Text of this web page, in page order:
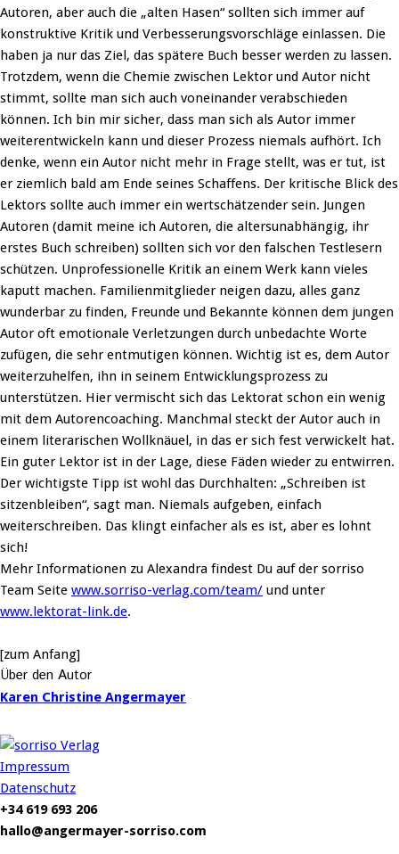
Autoren, aber auch die „alten Hasen“ sollten sich immer auf
konstruktive Kritik und Verbesserungsvorschläge einlassen. Die
haben ja nur das Ziel, das spätere Buch besser werden zu lassen.
Trotzdem, wenn die Chemie zwischen Lektor und Autor nicht
stimmt, sollte man sich auch voneinander verabschieden
können. Ich bin mir sicher, dass man sich als Autor immer
weiterentwickeln kann und dieser Prozess niemals aufhört. Ich
denke, wenn ein Autor nicht mehr in Frage stellt, was er tut, ist
er ziemlich bald am Ende seines Schaffens. Der kritische Blick des
Lektors sollte auch immer ein wertschätzender sein. Jungen
Autoren (damit meine ich Autoren, die altersunabhängig, ihr
erstes Buch schreiben) sollten sich vor den falschen Testlesern
schützen. Unprofessionelle Kritik an einem Werk kann vieles
kaputt machen. Familienmitglieder neigen dazu, alles ganz
wunderbar zu finden, Freunde und Bekannte können dem jungen
Autor oft emotionale Verletzungen durch unbedachte Worte
zufügen, die sehr entmutigen können. Wichtig ist es, dem Autor
weiterzuhelfen, ihn in seinem Entwicklungsprozess zu
unterstützen. Hier vermischt sich das Lektorat schon ein wenig
mit dem Autorencoaching. Manchmal steckt der Autor auch in
einem literarischen Wollknäuel, in das er sich fest verwickelt hat.
Ein guter Lektor ist in der Lage, diese Fäden wieder zu entwirren.
Der wichtigste Tipp ist wohl das Durchhalten: „Schreiben ist
sitzenbleiben“, sagt man. Niemals aufgeben, einfach
weiterschreiben. Das klingt einfacher als es ist, aber es lohnt
sich!
Mehr Informationen zu Alexandra findest Du auf der sorriso
Team Seite www.sorriso-verlag.com/team/ und unter
www.lektorat-link.de.
[zum Anfang]
Über den Autor
Karen Christine Angermayer
Impressum
Datenschutz
+34 619 693 206
hallo@angermayer-sorriso.com